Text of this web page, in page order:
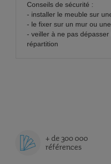
Conseils de sécurité :
- installer le meuble sur
- le fixer sur un mur ou
- veiller à ne pas
répartition
+ de 300 000
références